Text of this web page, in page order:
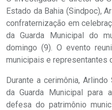
Estado da Bahia (Sindpoc),
confraternização em
da Guarda Municipal do
domingo (9). O evento
municipais e representantes
Durante a cerimônia,
da Guarda Municipal para
defesa do patrimônio